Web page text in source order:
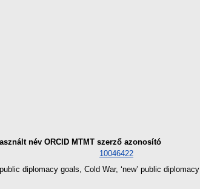
név ORCID MTMT szerző azonosító
10046422
diplomacy goals, Cold War, ‘new’ public diplomacy